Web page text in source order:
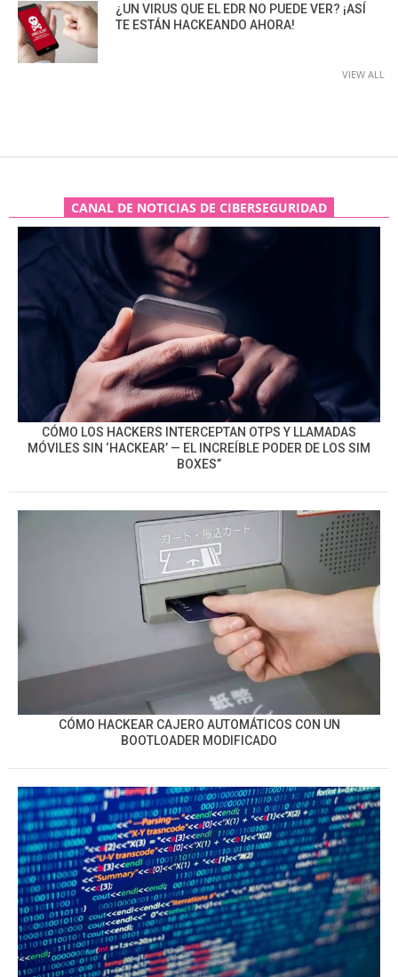
¿UN VIRUS QUE EL EDR NO PUEDE VER? ¡ASÍ
TE ESTÁN HACKEANDO AHORA!
VIEW ALL
CANAL DE NOTICIAS DE CIBERSEGURIDAD
CÓMO LOS HACKERS INTERCEPTAN OTPS Y LLAMADAS
MÓVILES SIN ‘HACKEAR’ — EL INCREÍBLE PODER DE LOS SIM
BOXES”
CÓMO HACKEAR CAJERO AUTOMÁTICOS CON UN
BOOTLOADER MODIFICADO